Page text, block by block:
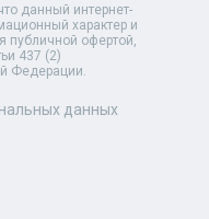
данный интернет-
характер и
публичной офертой,
437 (2)
Федерации.
данных